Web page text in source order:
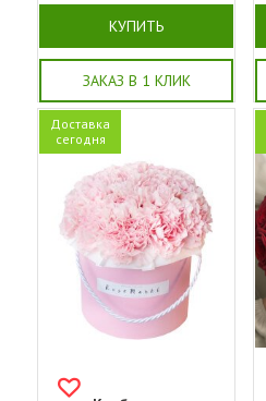
КУПИТЬ
ЗАКАЗ В 1 КЛИК
Доставка
сегодня